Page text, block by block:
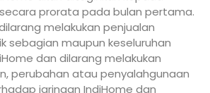
prorata pada bulan pertama.
melakukan penjualan
sebagian maupun keseluruhan
dan dilarang melakukan
perubahan atau penyalahgunaan
jaringan IndiHome dan